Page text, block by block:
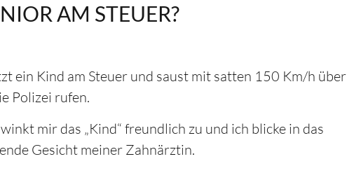
AM STEUER?
ein Kind am Steuer und saust mit satten 150 Km/h über
Polizei rufen.
mir das „Kind“ freundlich zu und ich blicke in das
Gesicht meiner Zahnärztin.